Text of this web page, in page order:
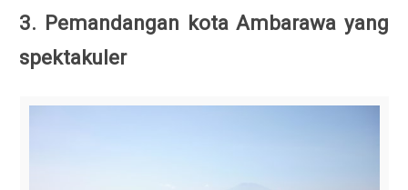
3. Pemandangan kota Ambarawa yang
spektakuler